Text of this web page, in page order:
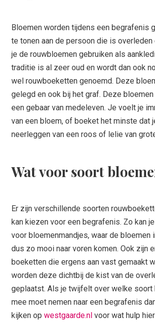
Bloemen worden tijdens een begrafenis
te tonen aan de persoon die is
je de rouwbloemen gebruiken als
traditie is al zeer oud en wordt dan ook
wel rouwboeketten genoemd. Deze
gelegd en ook bij het graf. Deze
een gebaar van medeleven. Je voelt je
van een bloem, of boeket het minste dat
neerleggen van een roos of lelie van
Wat voor soort
Er zijn verschillende soorten
kan kiezen voor een begrafenis. Zo kan
voor bloemenmandjes, waar de bloemen
dus zo mooi naar voren komen. Ook zijn
boeketten die ergens aan vast gemaakt
worden deze dichtbij de kist van de
geplaatst. Als je twijfelt over welke soort
mee moet nemen naar een begrafenis
kijken op westgaarde.nl voor wat hulp